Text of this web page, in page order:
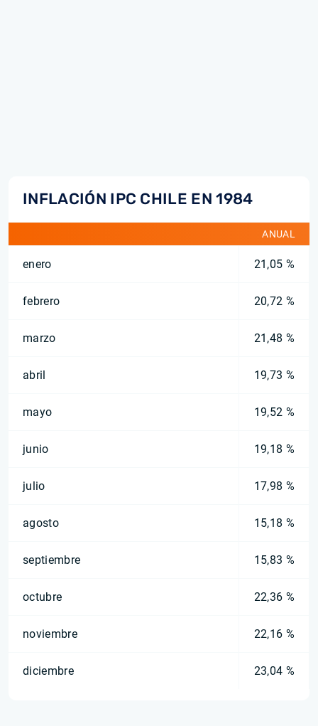
INFLACIÓN IPC CHILE EN 1984
ANUAL
enero 21,05 %
febrero 20,72 %
marzo 21,48 %
abril 19,73 %
mayo 19,52 %
junio 19,18 %
julio 17,98 %
agosto 15,18 %
septiembre 15,83 %
octubre 22,36 %
noviembre 22,16 %
diciembre 23,04 %